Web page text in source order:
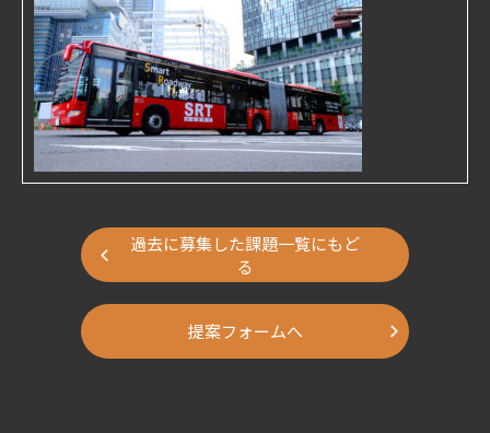
過去に募集した課題一覧にもど
る
提案フォームへ